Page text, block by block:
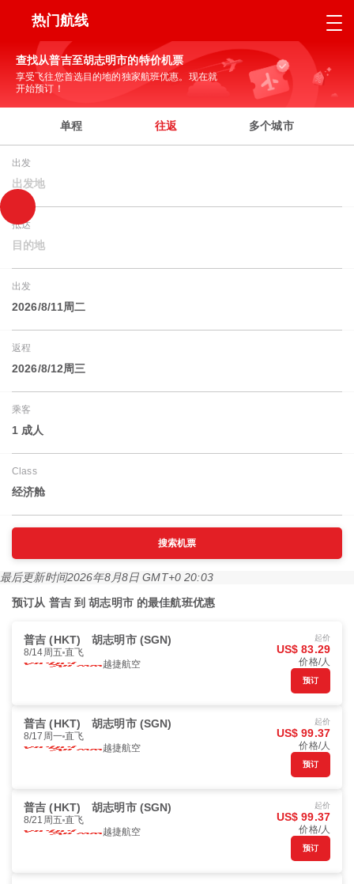
热门航线
查找从普吉至胡志明市的特价机票
享受飞往您首选目的地的独家航班优惠。现在就
开始预订！
单程 往返 多个城市
出发
出发地
抵达
目的地
出发
2026/8/11周二
返程
2026/8/12周三
乘客
1 成人
Class
经济舱
搜索机票
最后更新时间2026年8月8日 GMT+0 20:03
预订从 普吉 到 胡志明市 的最佳航班优惠
普吉 (HKT) 胡志明市 (SGN)
8/14周五 直飞
越捷航空
起价
US$ 83.29
价格/人
预订
普吉 (HKT) 胡志明市 (SGN)
8/17周一 直飞
越捷航空
起价
US$ 99.37
价格/人
预订
普吉 (HKT) 胡志明市 (SGN)
8/21周五 直飞
越捷航空
起价
US$ 99.37
价格/人
预订